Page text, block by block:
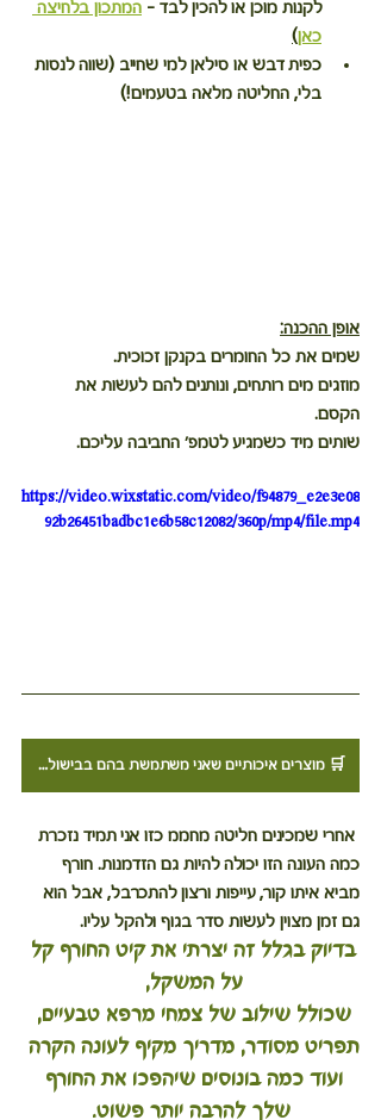
לקנות מוכן או להכין לבד - המתכון בלחיצה
כאן)
כפית דבש או סילאן למי שחייב (שווה לנסות
בלי, החליטה מלאה בטעמים!)
אופן ההכנה:
שמים את כל החומרים בקנקן זכוכית.
מוזגים מים רותחים, ונותנים להם לעשות את
הקסם.
שותים מיד כשמגיע לטמפ׳ החביבה עליכם.
https://video.wixstatic.com/video/f94879_e2e3e08
92b26451badbc1e6b58c12082/360p/mp4/file.mp4
🛒 מוצרים איכותיים שאני משתמשת בהם בבישול? לחצו כאן לעמוד ההנחות שלי
אחרי שמכינים חליטה מחממ כזו אני תמיד נזכרת
כמה העונה הזו יכולה להיות גם הזדמנות. חורף
מביא איתו קור, עייפות ורצון להתכרבל, אבל הוא
גם זמן מצוין לעשות סדר בגוף ולהקל עליו.
בדיוק בגלל זה יצרתי את קיט החורף קל
על המשקל,
שכולל שילוב של צמחי מרפא טבעיים,
תפריט מסודר, מדריך מקיף לעונה הקרה
ועוד כמה בונוסים שיהפכו את החורף
שלך להרבה יותר פשוט.